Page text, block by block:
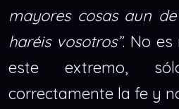
mayores cosas aun
haréis vosotros”. No es
este extremo,
correctamente la fe y